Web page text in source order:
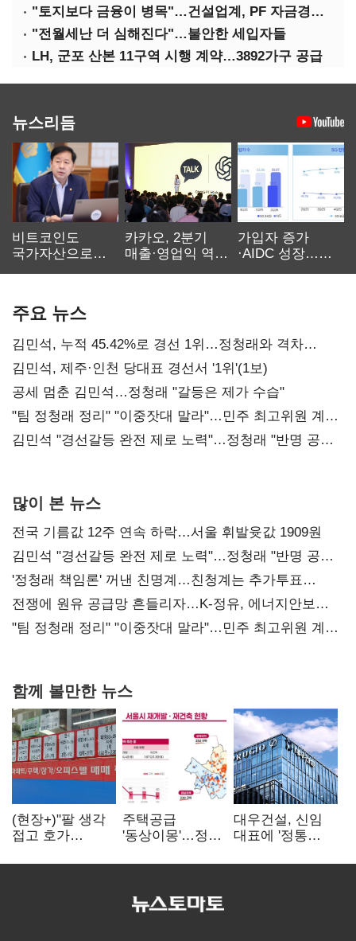
"토지보다 금융이 병목"…건설업계, PF 자금경색 해소 목소리
"전월세난 더 심해진다"…불안한 세입자들
LH, 군포 산본 11구역 시행 계약…3892가구 공급
뉴스리듬
비트코인도
국가자산으로…'
카카오, 2분기
매출·영업익 역대
가입자 증가
·AIDC 성장…
주요 뉴스
김민석, 누적 45.42%로 경선 1위…정청래와 격차
0.86%p(2보)
김민석, 제주·인천 당대표 경선서 '1위'(1보)
공세 멈춘 김민석…정청래 "갈등은 제가 수습"
"팀 정청래 정리" "이중잣대 말라"…민주 최고위원 계파
다툼 격화
김민석 "경선갈등 완전 제로 노력"…정청래 "반명 공세
많이 본 뉴스
전국 기름값 12주 연속 하락…서울 휘발윳값 1909원
김민석 "경선갈등 완전 제로 노력"…정청래 "반명 공세
사과부터"
'정청래 책임론' 꺼낸 친명계…친청계는 추가투표
때리기
전쟁에 원유 공급망 흔들리자…K-정유, 에너지안보
핵심으로 재부상
"팀 정청래 정리" "이중잣대 말라"…민주 최고위원 계파
함께 볼만한 뉴스
(현장+)"팔 생각
접고 호가
똘똘한 한 채'
주택공급
'동상이몽'…정부
없으면 '공수표'
대우건설, 신임
대표에 '정통
부사장 내정